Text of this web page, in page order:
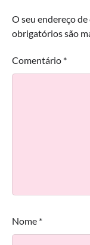
O seu endereço
obrigatórios são
Comentário *
Nome *